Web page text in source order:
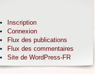
Inscription
Connexion
Flux des publications
Flux des commentaires
Site de WordPress-FR